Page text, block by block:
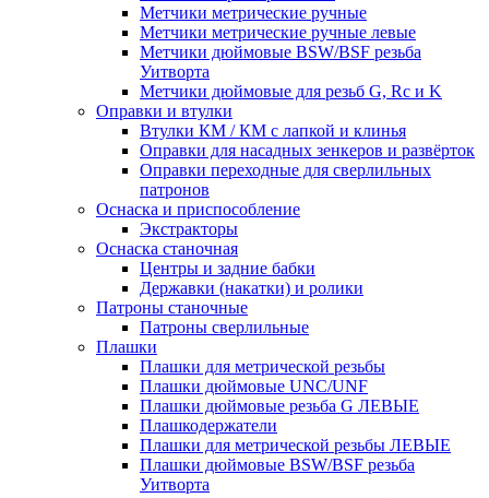
Метчики метрические ручные
Метчики метрические ручные левые
Метчики дюймовые BSW/BSF резьба
Уитворта
Метчики дюймовые для резьб G, Rc и K
Оправки и втулки
Втулки КМ / КМ с лапкой и клинья
Оправки для насадных зенкеров и развёрток
Оправки переходные для сверлильных
патронов
Оснаска и приспособление
Экстракторы
Оснаска станочная
Центры и задние бабки
Державки (накатки) и ролики
Патроны станочные
Патроны сверлильные
Плашки
Плашки для метрической резьбы
Плашки дюймовые UNC/UNF
Плашки дюймовые резьба G ЛЕВЫЕ
Плашкодержатели
Плашки для метрической резьбы ЛЕВЫЕ
Плашки дюймовые BSW/BSF резьба
Уитворта